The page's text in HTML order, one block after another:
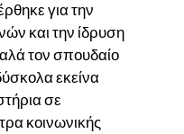
για την
και την ίδρυση
τον σπουδαίο
εκείνα
σε
κοινωνικής